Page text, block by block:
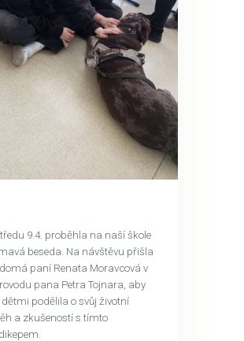
9.4. proběhla na naší škole
beseda. Na návštěvu přišla
paní Renata Moravcová v
pana Petra Tojnara, aby
dětmi podělila o svůj životní
a zkušeností s tímto